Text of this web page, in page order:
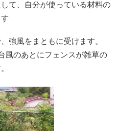
て、自分が使っている材料の
強風をまともに受けます。
風のあとにフェンスが雑草の